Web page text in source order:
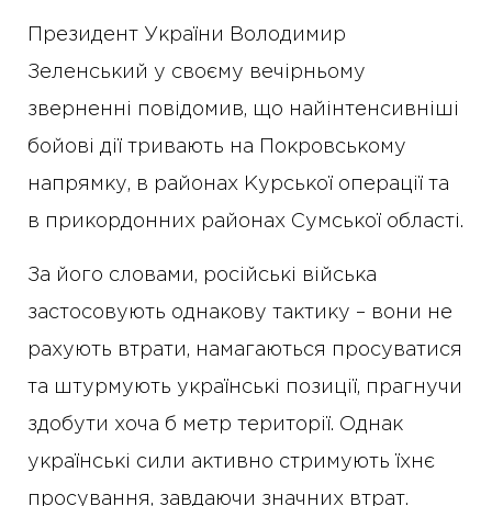
Президент України Володимир
Зеленський у своєму вечірньому
зверненні повідомив, що найінтенсивніші
бойові дії тривають на Покровському
напрямку, в районах Курської операції та
в прикордонних районах Сумської області.
За його словами, російські війська
застосовують однакову тактику – вони не
рахують втрати, намагаються просуватися
та штурмують українські позиції, прагнучи
здобути хоча б метр території. Однак
українські сили активно стримують їхнє
просування, завдаючи значних втрат.